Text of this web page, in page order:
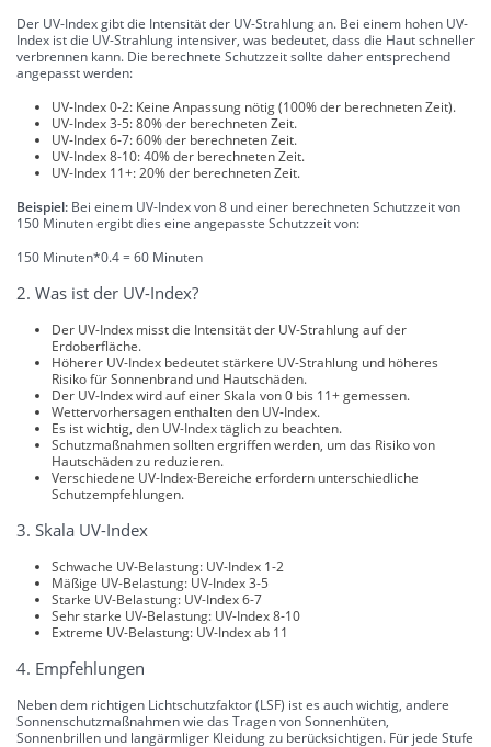
Der UV-Index gibt die Intensität der UV-Strahlung an. Bei einem hohen UV-
Index ist die UV-Strahlung intensiver, was bedeutet, dass die Haut schneller
verbrennen kann. Die berechnete Schutzzeit sollte daher entsprechend
angepasst werden:
UV-Index 0-2: Keine Anpassung nötig (100% der berechneten Zeit).
UV-Index 3-5: 80% der berechneten Zeit.
UV-Index 6-7: 60% der berechneten Zeit.
UV-Index 8-10: 40% der berechneten Zeit.
UV-Index 11+: 20% der berechneten Zeit.
Beispiel: Bei einem UV-Index von 8 und einer berechneten Schutzzeit von
150 Minuten ergibt dies eine angepasste Schutzzeit von:
150 Minuten*0.4 = 60 Minuten
2. Was ist der UV-Index?
Der UV-Index misst die Intensität der UV-Strahlung auf der
Erdoberfläche.
Höherer UV-Index bedeutet stärkere UV-Strahlung und höheres
Risiko für Sonnenbrand und Hautschäden.
Der UV-Index wird auf einer Skala von 0 bis 11+ gemessen.
Wettervorhersagen enthalten den UV-Index.
Es ist wichtig, den UV-Index täglich zu beachten.
Schutzmaßnahmen sollten ergriffen werden, um das Risiko von
Hautschäden zu reduzieren.
Verschiedene UV-Index-Bereiche erfordern unterschiedliche
Schutzempfehlungen.
3. Skala UV-Index
Schwache UV-Belastung: UV-Index 1-2
Mäßige UV-Belastung: UV-Index 3-5
Starke UV-Belastung: UV-Index 6-7
Sehr starke UV-Belastung: UV-Index 8-10
Extreme UV-Belastung: UV-Index ab 11
4. Empfehlungen
Neben dem richtigen Lichtschutzfaktor (LSF) ist es auch wichtig, andere
Sonnenschutzmaßnahmen wie das Tragen von Sonnenhüten,
Sonnenbrillen und langärmliger Kleidung zu berücksichtigen. Für jede Stufe